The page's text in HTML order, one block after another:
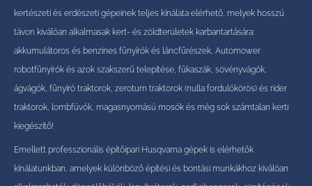
kertészeti és erdészeti gépeinek teljes kínálata elérhető, melyek hosszú
távon kiválóan alkalmasak kert- és zöldterületek karbantartására:
akkumulátoros és benzines fűnyírók és láncfűrészek, Automower
robotfűnyírók és azok szakszerű telepítése, fűkaszák, sövényvágók,
ágvágók, fűnyíró traktorok, zeroturn traktorok (nulla fordulókörös) és rider
traktorok, lombfúvók, magasnyomású mosók és még sok számtalan kerti
kiegészítő!
Emellett professzionális építőipari Husqvarna gépek is elérhetők
kínálatunkban, amelyek különböző építési és bontási munkákhoz kiválóan